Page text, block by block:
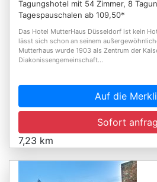
Tagungshotel mit 54 Zimmer, 8
Tagespauschalen ab 109,50*
Das Hotel MutterHaus Düsseldorf ist kein
lässt sich schon an seinem
Mutterhaus wurde 1903 als Zentrum der
Diakonissengemeinschaft...
Auf die
Sofort
7,23 km